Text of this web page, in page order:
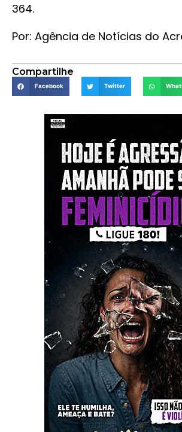
364.
Por: Agência de Notícias do
Compartilhe
Facebook Twitter